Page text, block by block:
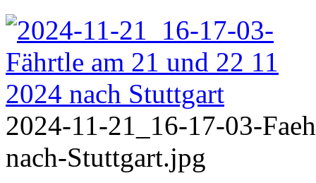
2024-11-21_16-17-03-
nach-Stuttgart.jpg